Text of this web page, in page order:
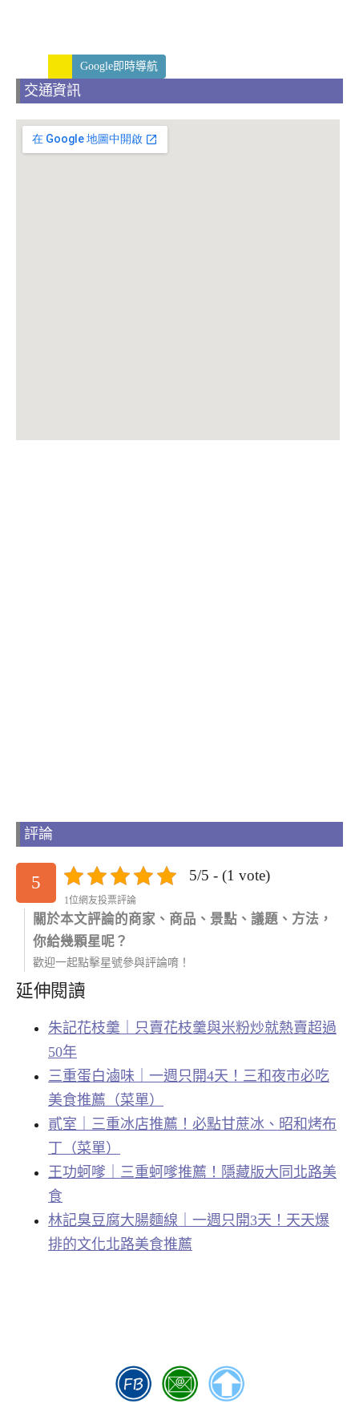
Google即時導航
交通資訊
評論
5 5/5 - (1 vote)
1位網友投票評論
關於本文評論的商家、商品、景點、議題、方法，
你給幾顆星呢？
歡迎一起點擊星號參與評論唷！
延伸閱讀
朱記花枝羹｜只賣花枝羹與米粉炒就熱賣超過
50年
三重蛋白滷味｜一週只開4天！三和夜市必吃
美食推薦（菜單）
貳室｜三重冰店推薦！必點甘蔗冰、昭和烤布
丁（菜單）
王功蚵嗲｜三重蚵嗲推薦！隱藏版大同北路美
食
林記臭豆腐大腸麵線｜一週只開3天！天天爆
排的文化北路美食推薦